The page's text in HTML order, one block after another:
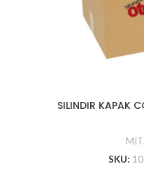
SILINDIR KAPAK
SKU: